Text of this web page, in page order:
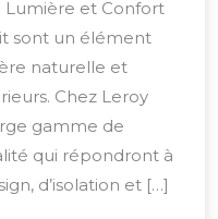
Lumière et Confort
sont un élément
naturelle et
Chez Leroy
gamme de
qui répondront à
d’isolation et […]